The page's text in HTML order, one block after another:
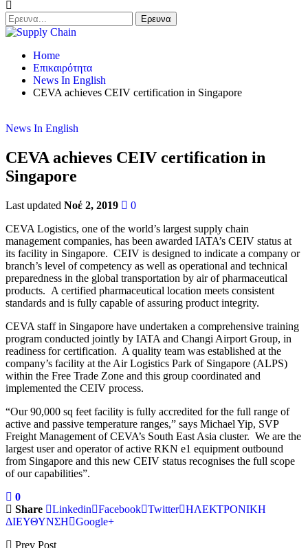
Home
Επικαιρότητα
News In English
CEVA achieves CEIV certification in Singapore
News In English
CEVA achieves CEIV certification in
Singapore
Last updated Νοέ 2, 2019
0
CEVA Logistics, one of the world’s largest supply chain
management companies, has been awarded IATA’s CEIV status at
its facility in Singapore. CEIV is designed to indicate a company or
branch’s level of competency as well as operational and technical
preparedness in the global transportation by air of pharmaceutical
products. A certified pharmaceutical location meets consistent
standards and is fully capable of assuring product integrity.
CEVA staff in Singapore have undertaken a comprehensive training
program conducted jointly by IATA and Changi Airport Group, in
readiness for certification. A quality team was established at the
company’s facility at the Air Logistics Park of Singapore (ALPS)
within the Free Trade Zone and this group coordinated and
implemented the CEIV process.
“Our 90,000 sq feet facility is fully accredited for the full range of
active and passive temperature ranges,” says Michael Yip, SVP
Freight Management of CEVA’s South East Asia cluster. We are the
largest user and operator of active RKN e1 equipment outbound
from Singapore and this new CEIV status recognises the full scope
of our capabilities”.
0
Share
Linkedin Facebook Twitter ΗΛΕΚΤΡΟΝΙΚΗ
ΔΙΕΥΘΥΝΣΗ
Google+
Prev Post